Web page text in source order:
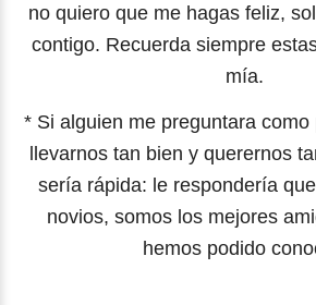
no quiero que me hagas feliz,
contigo. Recuerda siempre
mía.
* Si alguien me preguntara
llevarnos tan bien y querernos
sería rápida: le respondería
novios, somos los mejores
hemos podido